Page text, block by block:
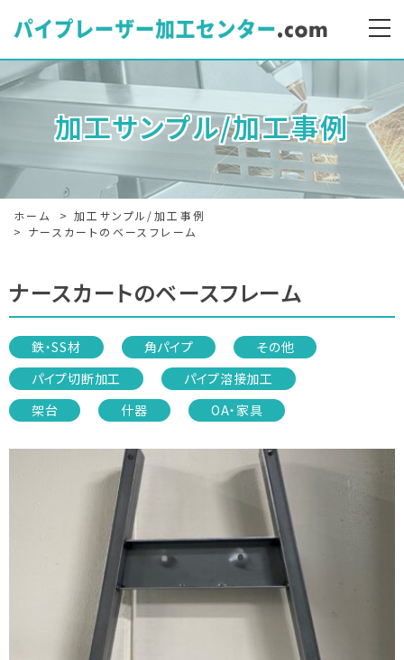
加工サンプル/加工事例
ホーム
加工サンプル/加工事例
ナースカートのベースフレーム
ナースカートのベースフレーム
鉄・SS材 角パイプ
その他
パイプ切断加工
パイプ溶接加工
架台
什器 OA・家具